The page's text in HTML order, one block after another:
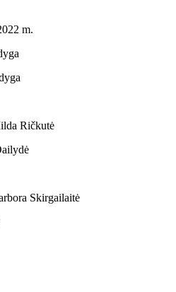
m.
Ričkutė
Skirgailaitė